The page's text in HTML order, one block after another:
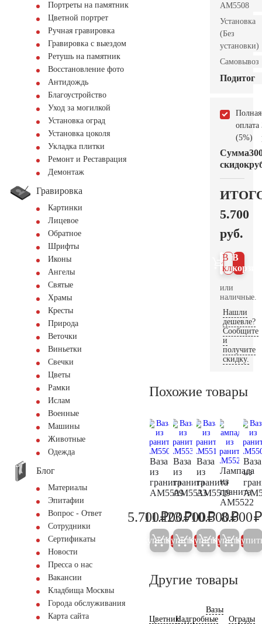
Портреты на памятник
Цветной портрет
Ручная гравировка
Гравировка с выездом
Ретушь на памятник
Восстановление фото
Антидождь
Благоустройство
Уход за могилкой
Установка оград
Установка цоколя
Укладка плитки
Ремонт и Реставрация
Демонтаж
Гравировка
Картинки
Лицевое
Обратное
Шрифты
Иконы
Ангелы
Святые
Храмы
Кресты
Природа
Веточки
Виньетки
Свечки
Цветы
Рамки
Ислам
Военные
Машины
Животные
Одежда
Блог
Материалы
Эпитафии
Вопрос - Ответ
Сотрудники
Сертификаты
Новости
Пресса о нас
Вакансии
Кладбища Москвы
Города обслуживания
Карта сайта
AM5508
Установка
(Без
установки)
Самовывоз
Подитог
Полная
оплата
(5%)
Сумма
скидок
5.700
руб.
В
В 1
клик
или
наличные.
Нашли
дешевле?
Сообщите
и
получите
скидку.
Похожие товары
Ваза
из
гранита
AM5509
6.000
5.700₽
Купить 5%
Ваза
из
гранита
AM5533
11.700
11.100₽
Купить 5%
Ваза
из
гранита
AM5519
24.900
23.700₽
Купить 5%
Лампада
из
гранита
AM5522
10.500₽
Купить 5%
Ваза
из
8.600₽
Другие товары
ЦветникНадгробные
Вазы
Ограды